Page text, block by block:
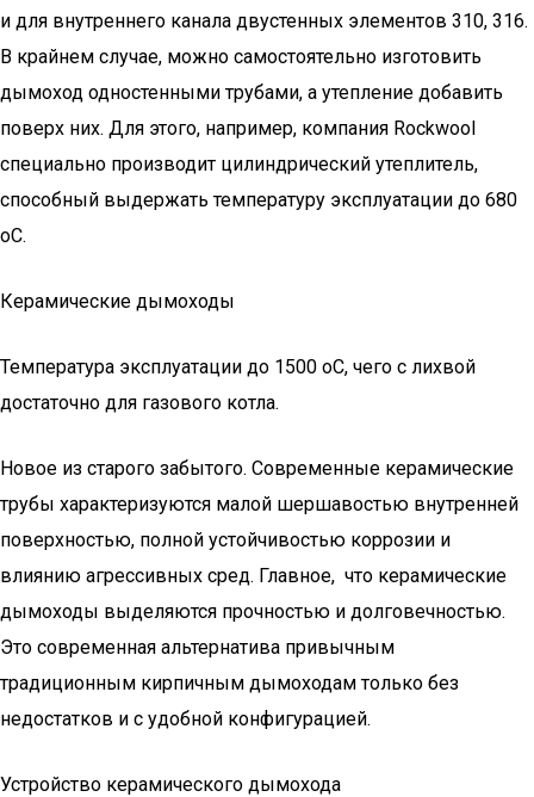
и для внутреннего канала двустенных элементов 310, 316.
В крайнем случае, можно самостоятельно изготовить
дымоход одностенными трубами, а утепление добавить
поверх них. Для этого, например, компания Rockwool
специально производит цилиндрический утеплитель,
способный выдержать температуру эксплуатации до 680
оС.
Керамические дымоходы
Температура эксплуатации до 1500 оС, чего с лихвой
достаточно для газового котла.
Новое из старого забытого. Современные керамические
трубы характеризуются малой шершавостью внутренней
поверхностью, полной устойчивостью коррозии и
влиянию агрессивных сред. Главное, что керамические
дымоходы выделяются прочностью и долговечностью.
Это современная альтернатива привычным
традиционным кирпичным дымоходам только без
недостатков и с удобной конфигурацией.
Устройство керамического дымохода